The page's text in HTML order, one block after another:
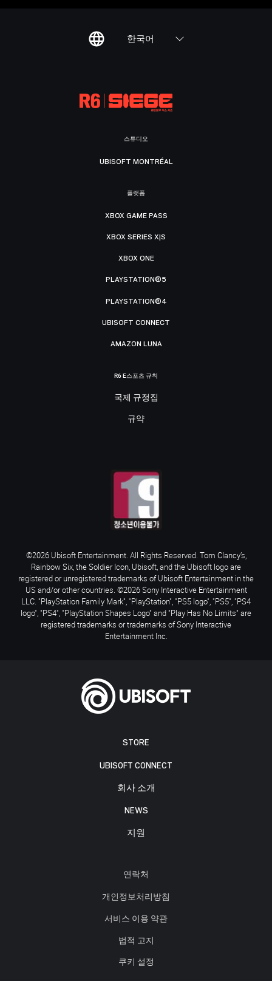
한국어
STORE
UBISOFT CONNECT
회사 소개
NEWS
지원
연락처
개인정보처리방침
서비스 이용 약관
법적 고지
쿠키 설정
스튜디오
UBISOFT MONTRÉAL
플랫폼
XBOX GAME PASS
XBOX SERIES X|S
XBOX ONE
PLAYSTATION®5
PLAYSTATION®4
UBISOFT CONNECT
AMAZON LUNA
R6 E스포츠 규칙
국제 규정집
규약
©2026 Ubisoft Entertainment. All Rights Reserved. Tom Clancy’s,
Rainbow Six, the Soldier Icon, Ubisoft, and the Ubisoft logo are
registered or unregistered trademarks of Ubisoft Entertainment in the
US and/or other countries. ©2026 Sony Interactive Entertainment
LLC. "PlayStation Family Mark", "PlayStation", "PS5 logo", "PS5", "PS4
logo", "PS4", "PlayStation Shapes Logo" and "Play Has No Limits" are
registered trademarks or trademarks of Sony Interactive
Entertainment Inc.